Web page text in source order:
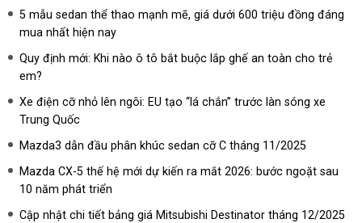
5 mẫu sedan thể thao mạnh mẽ, giá dưới 600 triệu đồng đáng
mua nhất hiện nay
Quy định mới: Khi nào ô tô bắt buộc lắp ghế an toàn cho trẻ
em?
Xe điện cỡ nhỏ lên ngôi: EU tạo “lá chắn” trước làn sóng xe
Trung Quốc
Mazda3 dẫn đầu phân khúc sedan cỡ C tháng 11/2025
Mazda CX-5 thế hệ mới dự kiến ra mắt 2026: bước ngoặt sau
10 năm phát triển
Cập nhật chi tiết bảng giá Mitsubishi Destinator tháng 12/2025